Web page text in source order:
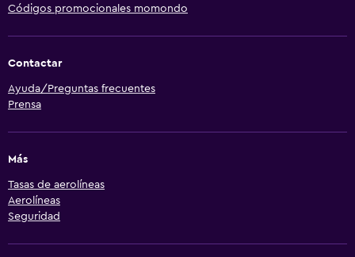
Códigos promocionales momondo
Contactar
Ayuda/Preguntas frecuentes
Prensa
Más
Tasas de aerolíneas
Aerolíneas
Seguridad